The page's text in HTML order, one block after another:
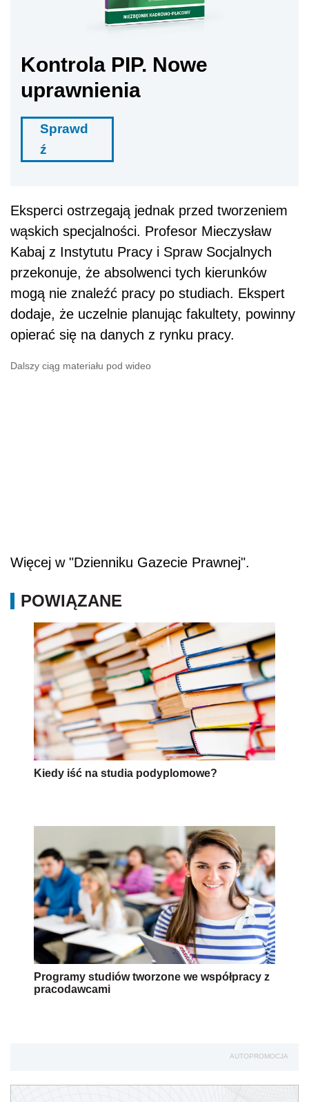
Kontrola PIP. Nowe
uprawnienia
Sprawd
ź
Eksperci ostrzegają jednak przed tworzeniem
wąskich specjalności. Profesor Mieczysław
Kabaj z Instytutu Pracy i Spraw Socjalnych
przekonuje, że absolwenci tych kierunków
mogą nie znaleźć pracy po studiach. Ekspert
dodaje, że uczelnie planując fakultety, powinny
opierać się na danych z rynku pracy.
Dalszy ciąg materiału pod wideo
Więcej w "Dzienniku Gazecie Prawnej".
POWIĄZANE
Kiedy iść na studia podyplomowe?
Programy studiów tworzone we współpracy z
pracodawcami
AUTOPROMOCJA